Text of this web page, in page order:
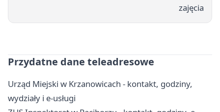
zajęcia
Przydatne dane teleadresowe
Urząd Miejski w Krzanowicach - kontakt, godziny,
wydziały i e-usługi